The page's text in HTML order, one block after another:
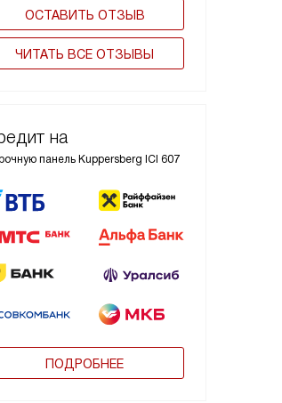
ОСТАВИТЬ ОТЗЫВ
ЧИТАТЬ ВСЕ ОТЗЫВЫ
на
панель Kuppersberg ICI 607
ПОДРОБНЕЕ
остаточного тепла
Индикаторы остаточного тепла
из зон еще не остыла после окончания